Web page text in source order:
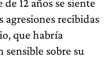
recibidas
que habría
sobre su